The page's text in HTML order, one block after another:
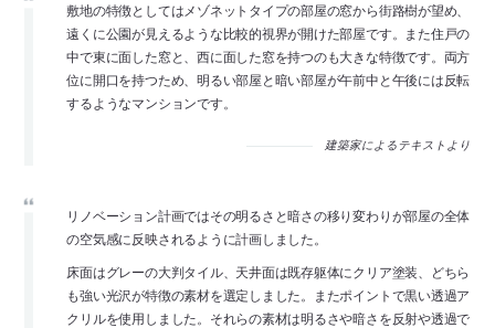
敷地の特徴としてはメゾネットタイプの部屋の窓から街路樹が望め、
遠くに公園が見えるような比較的視界が開けた部屋です。また住戸の
中で東に面した窓と、西に面した窓を持つのも大きな特徴です。両方
位に開口を持つため、明るい部屋と暗い部屋が午前中と午後には反転
するようなマンションです。
建築家によるテキストより
リノベーション計画ではその明るさと暗さの移り変わりが部屋の全体
の空気感に反映されるように計画しました。
床面はグレーの大判タイル、天井面は既存躯体にクリア塗装、どちら
も強い光沢が特徴の素材を選定しました。またポイントで黒い透過ア
クリルを使用しました。それらの素材は明るさや暗さを反射や透過で